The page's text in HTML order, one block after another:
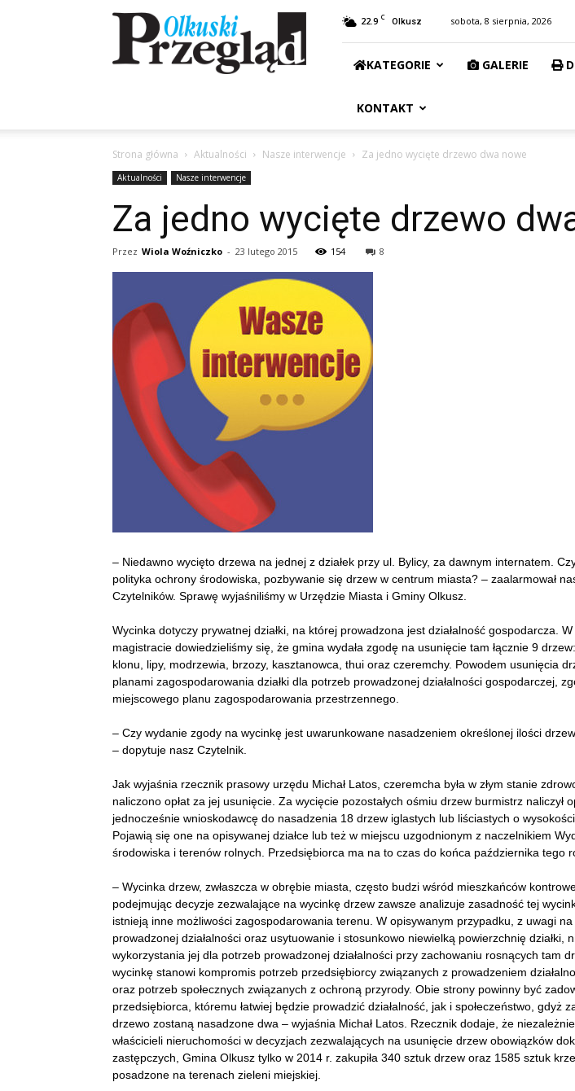
Przegląd
Olkuski
22.9 C Olkusz sobota, 8 sierpnia, 2026
KATEGORIE GALERIE
KONTAKT
Strona główna Aktualności Nasze interwencje Za jedno wycięte drzewo dwa nowe
Aktualności Nasze interwencje
Za jedno wycięte drzewo
Przez Wiola Woźniczko - 23 lutego 2015 154 8
– Niedawno wycięto drzewa na jednej z działek przy ul. Bylicy, za dawnym internatem.
polityka ochrony środowiska, pozbywanie się drzew w centrum miasta? – zaalarmował
Czytelników. Sprawę wyjaśniliśmy w Urzędzie Miasta i Gminy Olkusz.
Wycinka dotyczy prywatnej działki, na której prowadzona jest działalność gospodarcza.
magistracie dowiedzieliśmy się, że gmina wydała zgodę na usunięcie tam łącznie 9
klonu, lipy, modrzewia, brzozy, kasztanowca, thui oraz czeremchy. Powodem usunięcia
planami zagospodarowania działki dla potrzeb prowadzonej działalności gospodarczej,
miejscowego planu zagospodarowania przestrzennego.
– Czy wydanie zgody na wycinkę jest uwarunkowane nasadzeniem określonej ilości
– dopytuje nasz Czytelnik.
Jak wyjaśnia rzecznik prasowy urzędu Michał Latos, czeremcha była w złym stanie
naliczono opłat za jej usunięcie. Za wycięcie pozostałych ośmiu drzew burmistrz naliczył
jednocześnie wnioskodawcę do nasadzenia 18 drzew iglastych lub liściastych o
Pojawią się one na opisywanej działce lub też w miejscu uzgodnionym z naczelnikiem
środowiska i terenów rolnych. Przedsiębiorca ma na to czas do końca października tego
– Wycinka drzew, zwłaszcza w obrębie miasta, często budzi wśród mieszkańców
podejmując decyzje zezwalające na wycinkę drzew zawsze analizuje zasadność tej
istnieją inne możliwości zagospodarowania terenu. W opisywanym przypadku, z uwagi
prowadzonej działalności oraz usytuowanie i stosunkowo niewielką powierzchnię działki,
wykorzystania jej dla potrzeb prowadzonej działalności przy zachowaniu rosnących tam
wycinkę stanowi kompromis potrzeb przedsiębiorcy związanych z prowadzeniem
oraz potrzeb społecznych związanych z ochroną przyrody. Obie strony powinny być
przedsiębiorca, któremu łatwiej będzie prowadzić działalność, jak i społeczeństwo, gdyż
drzewo zostaną nasadzone dwa – wyjaśnia Michał Latos. Rzecznik dodaje, że
właścicieli nieruchomości w decyzjach zezwalających na usunięcie drzew obowiązków
zastępczych, Gmina Olkusz tylko w 2014 r. zakupiła 340 sztuk drzew oraz 1585 sztuk
posadzone na terenach zieleni miejskiej.